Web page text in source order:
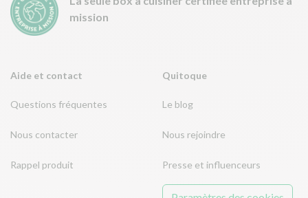
Aide et contact
Questions fréquentes
Nous contacter
Rappel produit
Quitoque
Le blog
Nous rejoindre
Presse et influenceurs
mission